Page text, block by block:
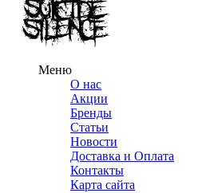
Меню
О нас
Акции
Бренды
Статьи
Новости
Доставка и Оплата
Контакты
Карта сайта